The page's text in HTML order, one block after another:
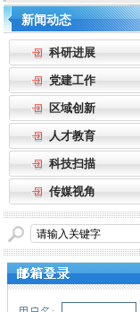
新闻动态
科研进展
党建工作
区域创新
人才教育
科技扫描
传媒视角